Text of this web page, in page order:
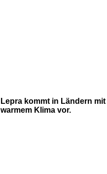
Lepra kommt in Ländern mit
warmem Klima vor.